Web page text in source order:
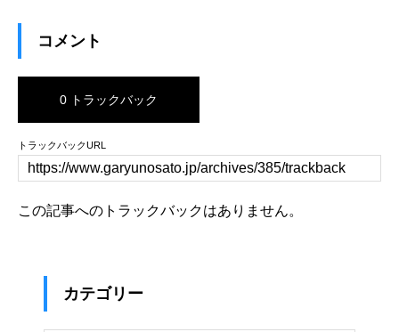
コメント
0 トラックバック
トラックバックURL
この記事へのトラックバックはありません。
カテゴリー